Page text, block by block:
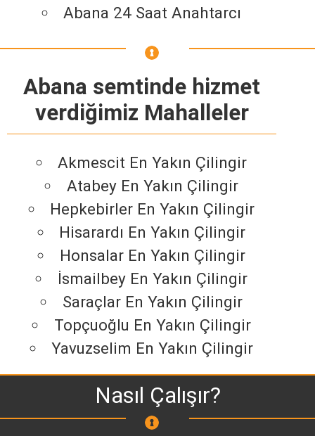
Abana 24 Saat Anahtarcı
Abana semtinde hizmet
verdiğimiz Mahalleler
Akmescit En Yakın Çilingir
Atabey En Yakın Çilingir
Hepkebirler En Yakın Çilingir
Hisarardı En Yakın Çilingir
Honsalar En Yakın Çilingir
İsmailbey En Yakın Çilingir
Saraçlar En Yakın Çilingir
Topçuoğlu En Yakın Çilingir
Yavuzselim En Yakın Çilingir
Nasıl Çalışır?